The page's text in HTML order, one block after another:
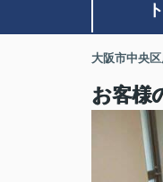
大阪市中央
お客様